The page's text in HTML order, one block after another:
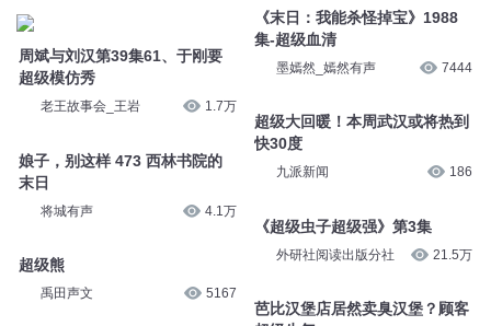
周斌与刘汉第39集61、于刚要
超级模仿秀
老王故事会_王岩 1.7万
娘子，别这样 473 西林书院的
末日
将城有声 4.1万
超级熊
禹田声文 5167
《末日：我能杀怪掉宝》1988
集-超级血清
墨嫣然_嫣然有声 7444
超级大回暖！本周武汉或将热到
快30度
九派新闻 186
《超级虫子超级强》第3集
外研社阅读出版分社 21.5万
芭比汉堡店居然卖臭汉堡？顾客